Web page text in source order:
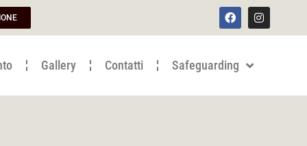
Gallery Contatti Safeguarding